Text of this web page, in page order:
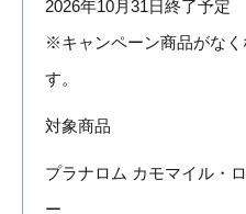
2026年10月31日終了予定
※キャンペーン商品がなく
す。
対象商品
プラナロム カモマイル・
ー